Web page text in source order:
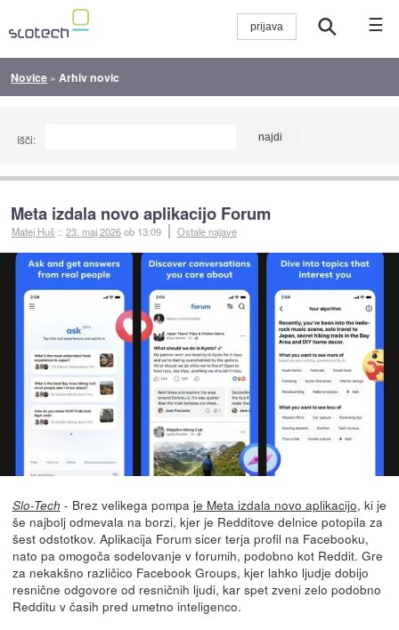
☰
Novice » Arhiv novic
Išči:
Meta izdala novo aplikacijo Forum
Matej Huš ::23. maj 2026ob 13:09 Ostale najave
Slo-Tech - Brez velikega pompa je Meta izdala novo aplikacijo, ki je
še najbolj odmevala na borzi, kjer je Redditove delnice potopila za
šest odstotkov. Aplikacija Forum sicer terja profil na Facebooku,
nato pa omogoča sodelovanje v forumih, podobno kot Reddit. Gre
za nekakšno različico Facebook Groups, kjer lahko ljudje dobijo
resnične odgovore od resničnih ljudi, kar spet zveni zelo podobno
Redditu v časih pred umetno inteligenco.